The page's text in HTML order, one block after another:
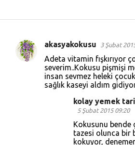
Y
akasyakokusu 3 Şubat
Adeta vitamin fışkırıyor
severim..Kokusu pişmişi
insan sevmez heleki
sağlık kaseyi aldım
kolay yemek
5 Şubat 2015 09:20
Kokusunu bende
tazesi olunca bir
kokuyor,